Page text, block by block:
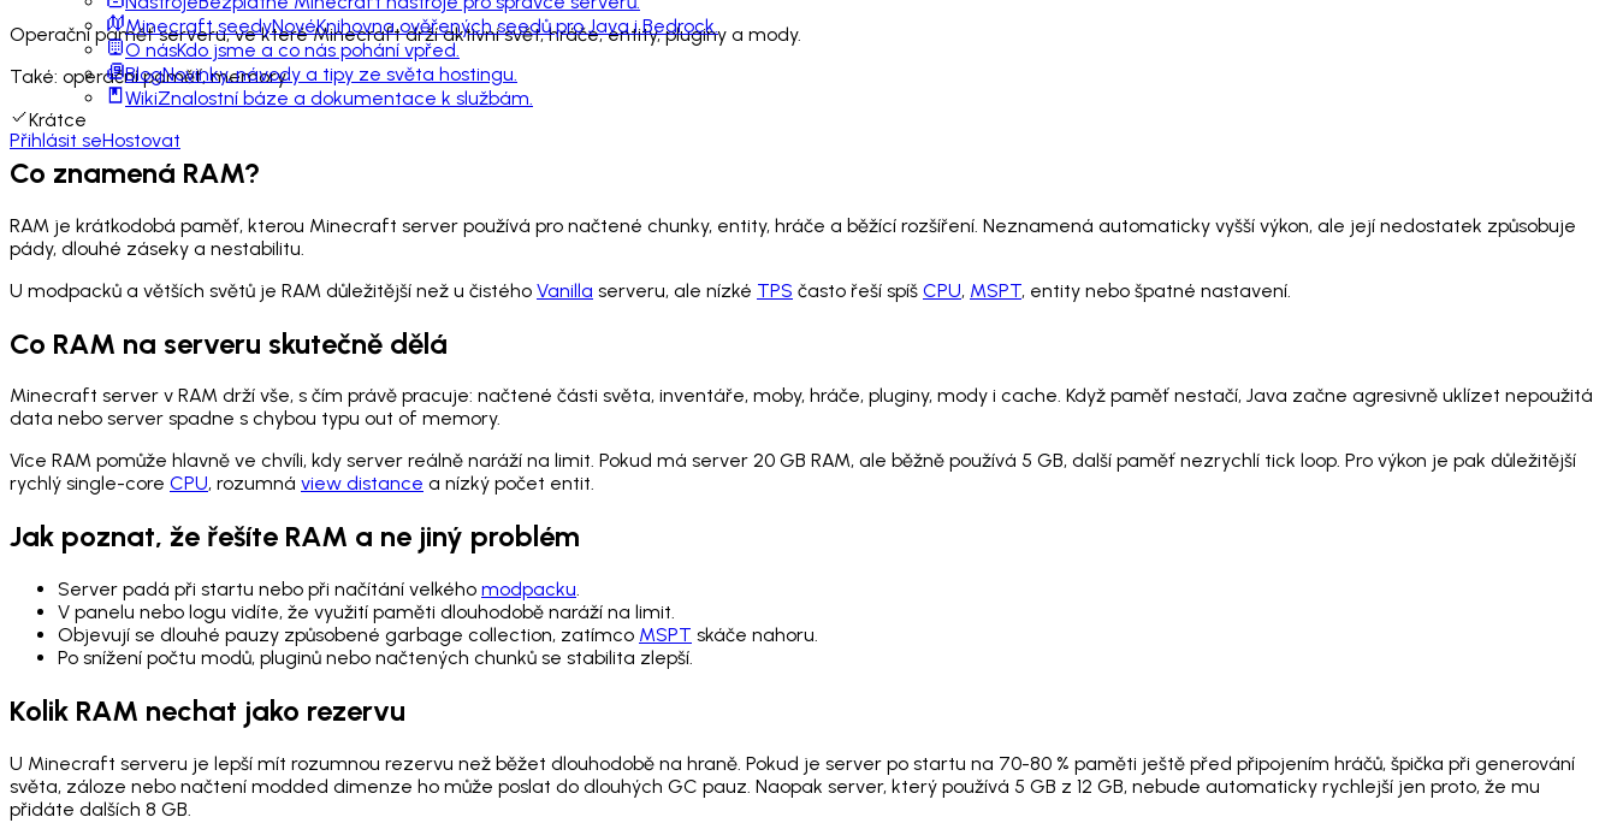
Minecraft seedyNovéKnihovna ověřených seedů pro Java i Bedrock.
O násKdo jsme a co nás pohání vpřed.
BlogNovinky, návody a tipy ze světa hostingu.
WikiZnalostní báze a dokumentace k službám.
Přihlásit seHostovat
Operační paměť serveru, ve které Minecraft drží aktivní svět, hráče, entity, pluginy a mody.
Také: operační paměť, memory
Krátce
Co znamená RAM?
RAM je krátkodobá paměť, kterou Minecraft server používá pro načtené chunky, entity, hráče a běžící rozšíření. Neznamená automaticky vyšší výkon, ale její nedostatek způsobuje
pády, dlouhé záseky a nestabilitu.
U modpacků a větších světů je RAM důležitější než u čistého Vanilla serveru, ale nízké TPS často řeší spíš CPU, MSPT, entity nebo špatné nastavení.
Co RAM na serveru skutečně dělá
Minecraft server v RAM drží vše, s čím právě pracuje: načtené části světa, inventáře, moby, hráče, pluginy, mody i cache. Když paměť nestačí, Java začne agresivně uklízet nepoužitá
data nebo server spadne s chybou typu out of memory.
Více RAM pomůže hlavně ve chvíli, kdy server reálně naráží na limit. Pokud má server 20 GB RAM, ale běžně používá 5 GB, další paměť nezrychlí tick loop. Pro výkon je pak důležitější
rychlý single-core CPU, rozumná view distance a nízký počet entit.
Jak poznat, že řešíte RAM a ne jiný problém
Server padá při startu nebo při načítání velkého modpacku.
V panelu nebo logu vidíte, že využití paměti dlouhodobě naráží na limit.
Objevují se dlouhé pauzy způsobené garbage collection, zatímco MSPT skáče nahoru.
Po snížení počtu modů, pluginů nebo načtených chunků se stabilita zlepší.
Kolik RAM nechat jako rezervu
U Minecraft serveru je lepší mít rozumnou rezervu než běžet dlouhodobě na hraně. Pokud je server po startu na 70-80 % paměti ještě před připojením hráčů, špička při generování
světa, záloze nebo načtení modded dimenze ho může poslat do dlouhých GC pauz. Naopak server, který používá 5 GB z 12 GB, nebude automaticky rychlejší jen proto, že mu
přidáte dalších 8 GB.